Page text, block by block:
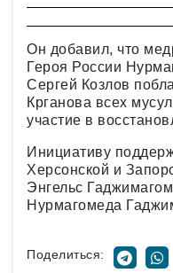
Он добавил, что
Героя России
Сергей Козлов
Крганова всех
участие в
Инициативу
Херсонской и
Энгельс
Нурмагомеда
Поделиться: